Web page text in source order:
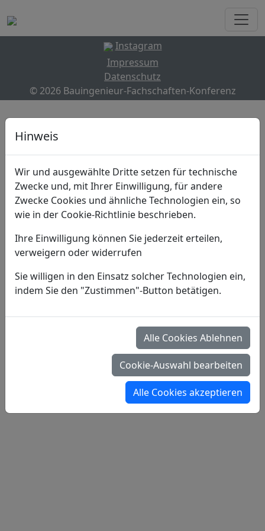
Instagram
Impressum
Datenschutz
© 2026 Bauingenieur-Fachschaften-Konferenz
Hinweis
Wir und ausgewählte Dritte setzen für technische
Zwecke und, mit Ihrer Einwilligung, für andere
Zwecke Cookies und ähnliche Technologien ein, so
wie in der Cookie-Richtlinie beschrieben.
Ihre Einwilligung können Sie jederzeit erteilen,
verweigern oder widerrufen
Sie willigen in den Einsatz solcher Technologien ein,
indem Sie den "Zustimmen"-Button betätigen.
Alle Cookies Ablehnen
Cookie-Auswahl bearbeiten
Alle Cookies akzeptieren